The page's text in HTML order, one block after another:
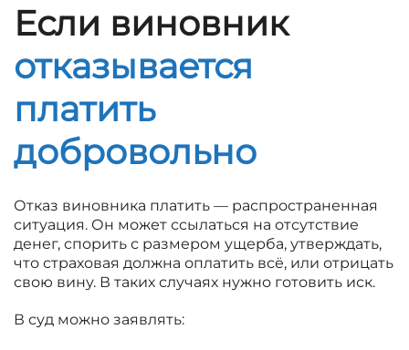
Если виновник
отказывается
платить
добровольно
Отказ виновника платить — распространенная
ситуация. Он может ссылаться на отсутствие
денег, спорить с размером ущерба, утверждать,
что страховая должна оплатить всё, или отрицать
свою вину. В таких случаях нужно готовить иск.
В суд можно заявлять: